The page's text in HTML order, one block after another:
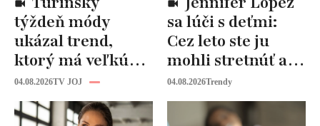
týždeň módy
ukázal trend,
ktorý má veľkú
budúcnosť: Počuli
ste už o tomto
materiáli?
04.08.2026TV JOJ
sa lúči s deťmi:
Cez leto ste ju
mohli stretnúť aj
vy!
04.08.2026Trendy